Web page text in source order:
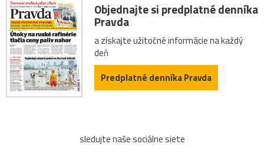
Objednajte si predplatné denníka
Pravda
a získajte užitočné informácie na každý
deň
Predplatné denníka Pravda
sledujte naše sociálne siete